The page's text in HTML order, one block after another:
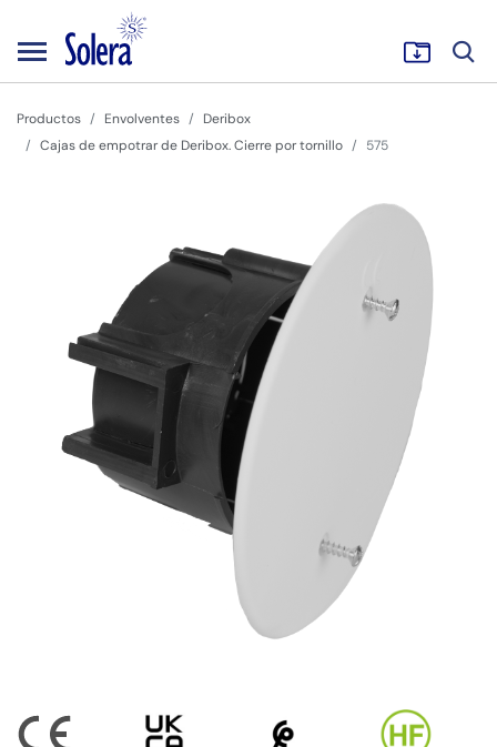
Productos Envolventes
Deribox
Cajas de empotrar de Deribox. Cierre por tornillo
575